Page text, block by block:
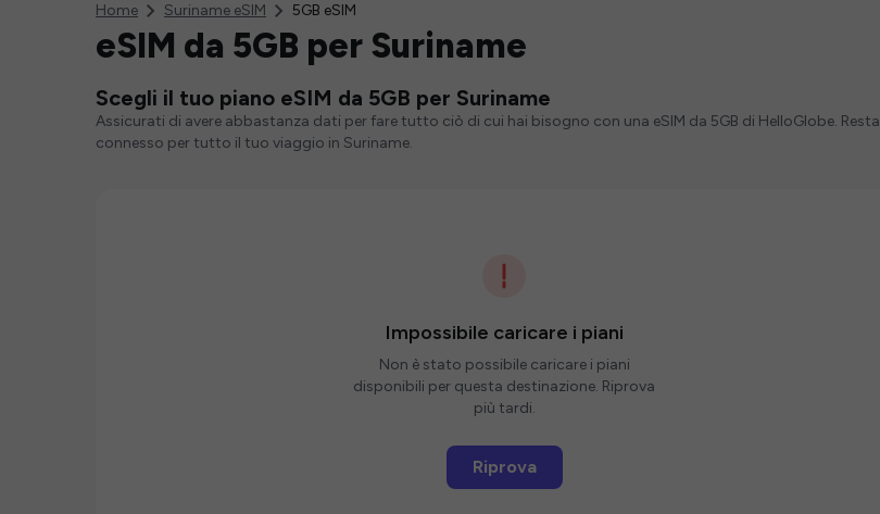
Home Suriname eSIM 5GB eSIM
eSIM da 5GB per Suriname
Scegli il tuo piano eSIM da 5GB per Suriname
Assicurati di avere abbastanza dati per fare tutto ciò di cui hai bisogno con una eSIM da 5GB di HelloGlobe. Resta
connesso per tutto il tuo viaggio in Suriname.
Impossibile caricare i piani
Non è stato possibile caricare i piani
disponibili per questa destinazione. Riprova
più tardi.
Riprova